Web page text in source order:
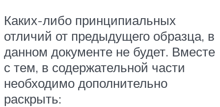
Каких-либо принципиальных
отличий от предыдущего образца, в
данном документе не будет. Вместе
с тем, в содержательной части
необходимо дополнительно
раскрыть: